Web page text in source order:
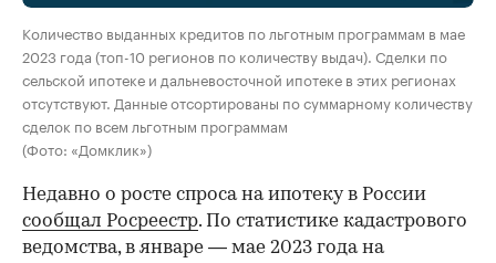
Количество выданных кредитов по льготным программам в мае
2023 года (топ-10 регионов по количеству выдач). Сделки по
сельской ипотеке и дальневосточной ипотеке в этих регионах
отсутствуют. Данные отсортированы по суммарному количеству
сделок по всем льготным программам
(Фото: «Домклик»)
Недавно о росте спроса на ипотеку в России
сообщал Росреестр. По статистике кадастрового
ведомства, в январе — мае 2023 года на